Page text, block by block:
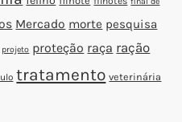
Mercado morte pesquisa
projeto proteção raça ração
tratamento veterinária